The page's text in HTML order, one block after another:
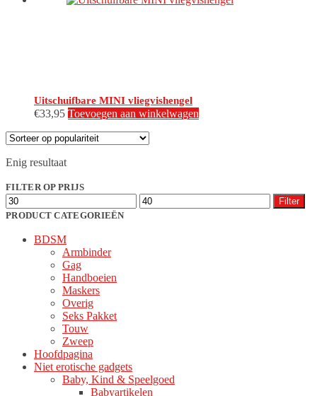
Uitschuifbare MINI vliegvishengel
€33,95 Toevoegen aan winkelwagen
Enig resultaat
FILTER OP PRIJS
Min.
prijs
Max.
prijs
Filter
PRODUCT CATEGORIEËN
BDSM
Armbinder
Gag
Handboeien
Maskers
Overig
Seks Pakket
Touw
Zweep
Hoofdpagina
Niet erotische gadgets
Baby, Kind & Speelgoed
Babyartikelen